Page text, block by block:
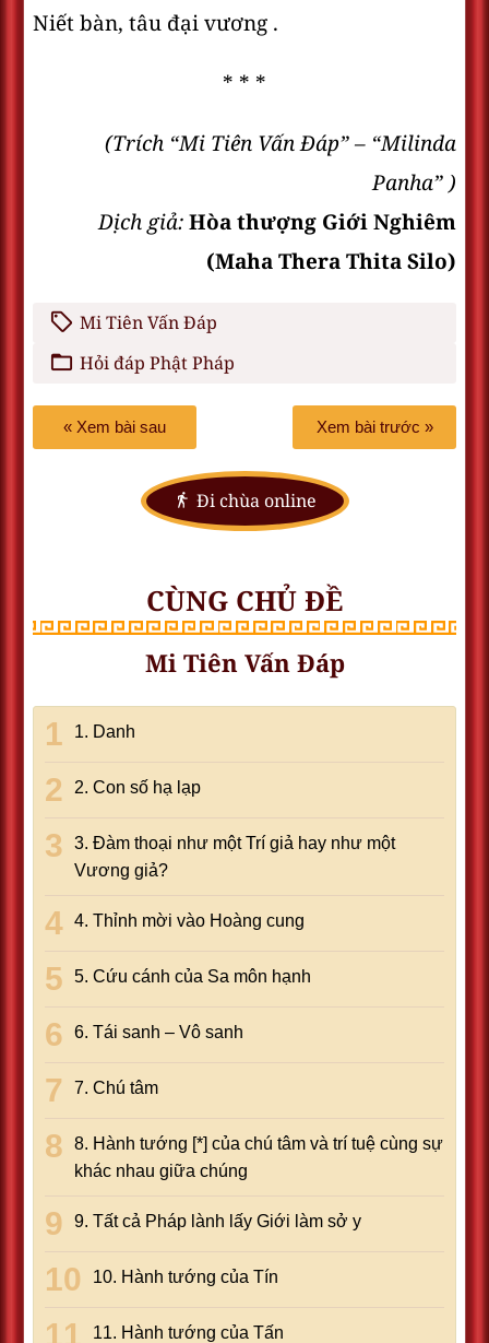
Niết bàn, tâu đại vương .
* * *
(Trích “Mi Tiên Vấn Ðáp” – “Milinda
Panha” )
Dịch giả:Hòa thượng Giới Nghiêm
(Maha Thera Thita Silo)
Mi Tiên Vấn Đáp
Hỏi đáp Phật Pháp
« Xem bài sau Xem bài trước »
Đi chùa online
CÙNG CHỦ ĐỀ
Mi Tiên Vấn Đáp
1. Danh
2. Con số hạ lạp
3. Đàm thoại như một Trí giả hay như một
Vương giả?
4. Thỉnh mời vào Hoàng cung
5. Cứu cánh của Sa môn hạnh
6. Tái sanh – Vô sanh
7. Chú tâm
8. Hành tướng [*] của chú tâm và trí tuệ cùng sự
khác nhau giữa chúng
9. Tất cả Pháp lành lấy Giới làm sở y
10. Hành tướng của Tín
11. Hành tướng của Tấn